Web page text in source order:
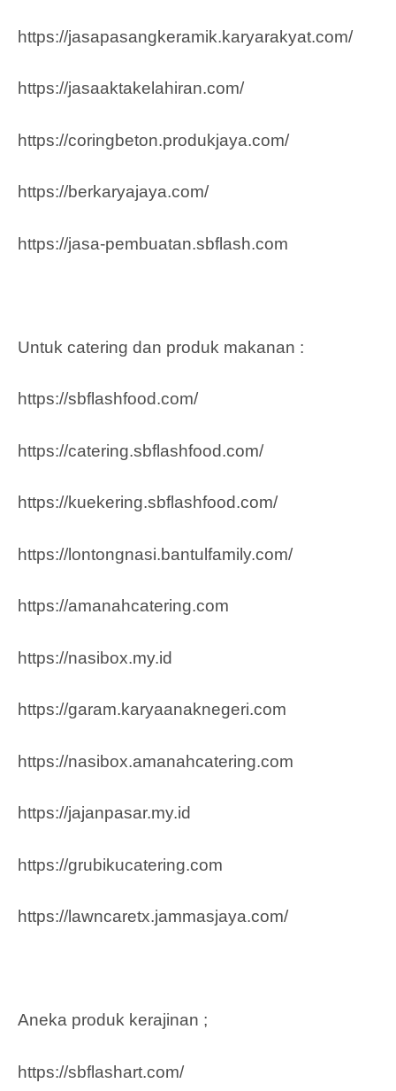
https://jasapasangkeramik.karyarakyat.com/
https://jasaaktakelahiran.com/
https://coringbeton.produkjaya.com/
https://berkaryajaya.com/
https://jasa-pembuatan.sbflash.com
Untuk catering dan produk makanan :
https://sbflashfood.com/
https://catering.sbflashfood.com/
https://kuekering.sbflashfood.com/
https://lontongnasi.bantulfamily.com/
https://amanahcatering.com
https://nasibox.my.id
https://garam.karyaanaknegeri.com
https://nasibox.amanahcatering.com
https://jajanpasar.my.id
https://grubikucatering.com
https://lawncaretx.jammasjaya.com/
Aneka produk kerajinan ;
https://sbflashart.com/